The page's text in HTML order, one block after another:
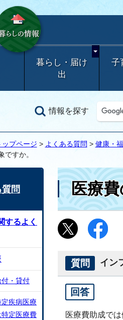
暮らし・届け
出
子
情報を探す
ップページ > よくある質問 > 健康・
ですか。
医療
質問 イン
回答
医療費助成で
問
するよく
付・貸付
疾病医療
定医療費